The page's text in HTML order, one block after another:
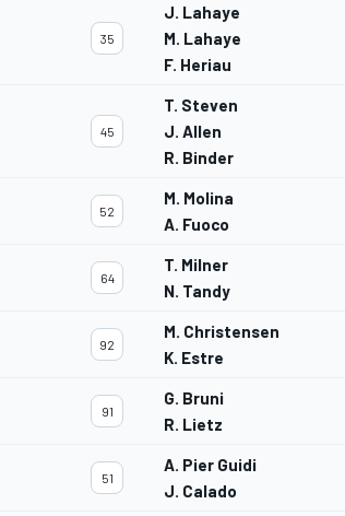
35
J. Lahaye
M. Lahaye
F. Heriau
45
T. Steven
J. Allen
R. Binder
52
M. Molina
A. Fuoco
64
T. Milner
N. Tandy
92
M. Christensen
K. Estre
91
G. Bruni
R. Lietz
51
A. Pier Guidi
J. Calado